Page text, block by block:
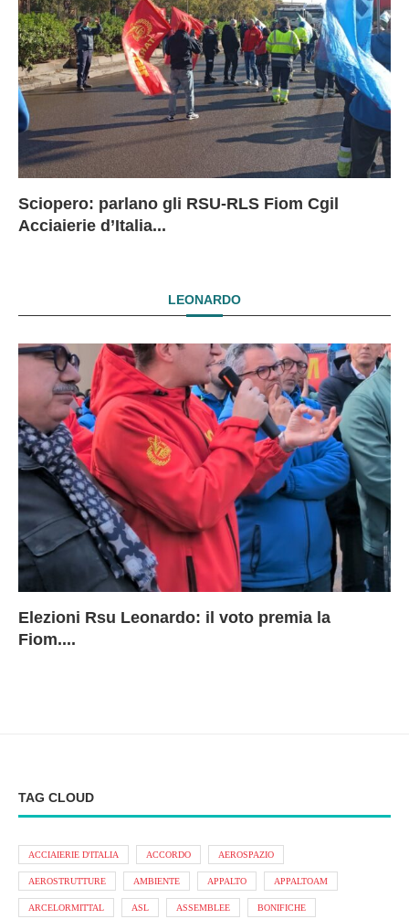
Sciopero: parlano gli RSU-RLS Fiom Cgil
Acciaierie d’Italia...
LEONARDO
Elezioni Rsu Leonardo: il voto premia la
Fiom....
TAG CLOUD
ACCIAIERIE D'ITALIA ACCORDO AEROSPAZIO
AEROSTRUTTURE AMBIENTE APPALTO APPALTOAM
ARCELORMITTAL ASL ASSEMBLEE BONIFICHE